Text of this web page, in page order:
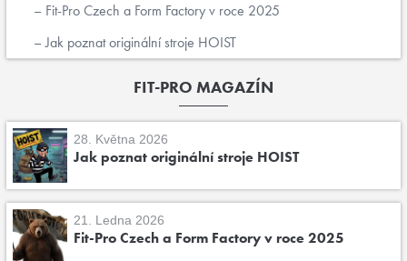
Fit-Pro Czech a Form Factory v roce 2025
Jak poznat originální stroje HOIST
FIT-PRO MAGAZÍN
28. Května 2026
Jak poznat originální stroje HOIST
21. Ledna 2026
Fit-Pro Czech a Form Factory v roce 2025